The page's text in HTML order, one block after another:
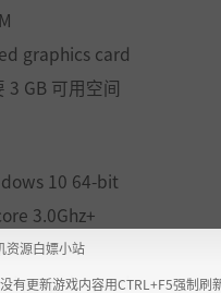
很可能没“如果”），把尤
群激战。
graphics card
3 GB 可用空间
10 64-bit
3.0Ghz+
graphics card
资源白嫖小站
有更新游戏内容用CTRL+F5强制刷